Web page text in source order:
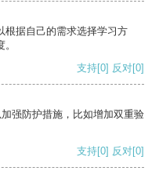
根据自己的需求选择学习方
支持[0] 反对[0]
强防护措施，比如增加双重验
支持[0] 反对[0]